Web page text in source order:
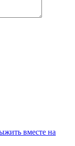
вместе на